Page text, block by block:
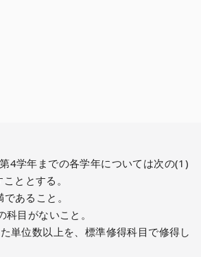
4学年までの各学年については次の(1)
ととする。
あること。
目がないこと。
単位数以上を、標準修得科目で修得し